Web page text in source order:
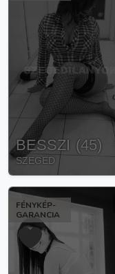
BESSZI (45)
SZEGED
FÉNYKÉP-
GARANCIA